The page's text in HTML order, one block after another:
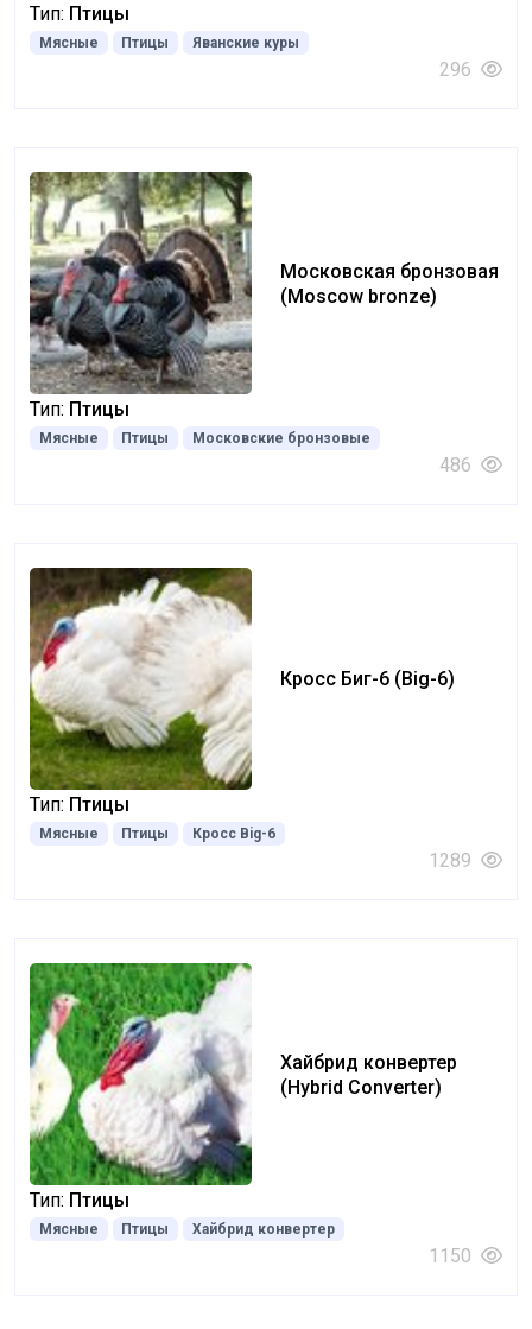
Тип: Птицы
Мясные Птицы Яванские куры
296
Московская бронзовая
(Moscow bronze)
Тип: Птицы
Мясные Птицы Московские бронзовые
486
Кросс Биг-6 (Big-6)
Тип: Птицы
Мясные Птицы Кросс Big-6
1289
Хайбрид конвертер
(Hybrid Converter)
Тип: Птицы
Мясные Птицы Хайбрид конвертер
1150